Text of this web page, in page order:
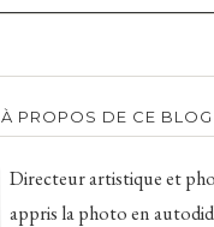
À PROPOS DE CE BLOG
Directeur artistique et
appris la photo en